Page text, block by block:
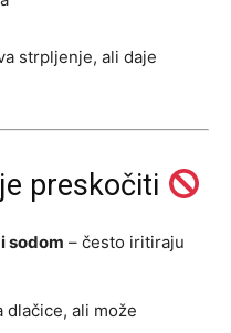
strpljenje, ali daje
preskočiti
sodom – često iritiraju
dlačice, ali može